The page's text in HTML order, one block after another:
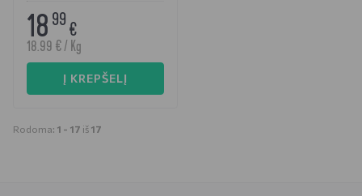
18 99€
18.99 € / Kg
Į KREPŠELĮ
Rodoma: 1 - 17 iš 17